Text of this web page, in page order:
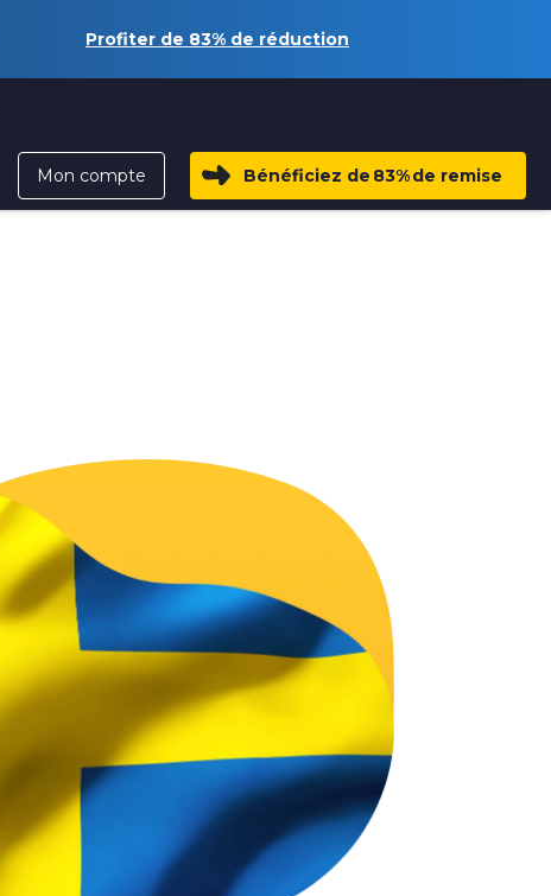
Profiter de 83% de réduction
Mon compte Bénéficiez de 83%de remise